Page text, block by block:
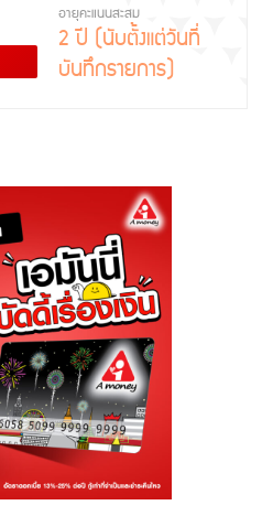
อายุคะแนนสะสม
2 ปี (นับตั้งแต่วันที่
บันทึกรายการ)